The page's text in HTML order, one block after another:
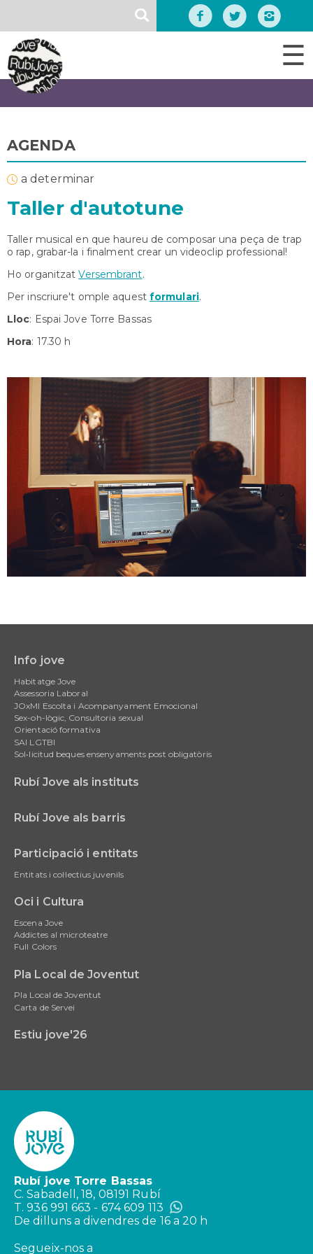
contingut
☰
AGENDA
a determinar
Taller d'autotune
Taller musical en que haureu de composar una peça de trap
o rap, grabar-la i finalment crear un videoclip professional!
Ho organitzatVersembrant.
Per inscriure't omple aquest formulari.
Lloc: Espai Jove Torre Bassas
Hora: 17.30 h
navigation
Info jove
Habitatge Jove
Assessoria Laboral
JOxMI Escolta i Acompanyament Emocional
Sex-oh-lògic, Consultoria sexual
Orientació formativa
SAI LGTBI
Sol•licitud beques ensenyaments post obligatòris
Rubí Jove als instituts
Rubí Jove als barris
Participació i entitats
Entitats i col·lectius juvenils
Oci i Cultura
Escena Jove
Addictes al microteatre
Full Colors
Pla Local de Joventut
Pla Local de Joventut
Carta de Servei
Estiu jove'26
Rubí jove Torre Bassas
C. Sabadell, 18, 08191 Rubí
T. 936 991 663 - 674 609 113
De dilluns a divendres de 16 a 20 h
Segueix-nos a